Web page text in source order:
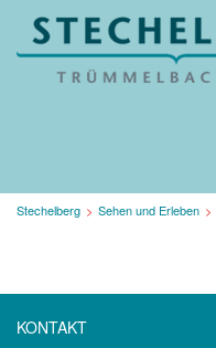
Stechelberg Sehen und Erleben
KONTAKT